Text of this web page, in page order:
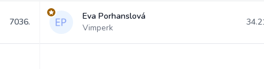
7036.
Eva Porhanslová
Vimperk